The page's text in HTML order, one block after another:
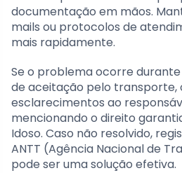
documentação em mãos.
mails ou protocolos de
mais rapidamente.
Se o problema ocorre
de aceitação pelo transporte,
esclarecimentos ao
mencionando o direito
Idoso. Caso não resolvido,
ANTT (Agência Nacional de
pode ser uma solução efetiva.